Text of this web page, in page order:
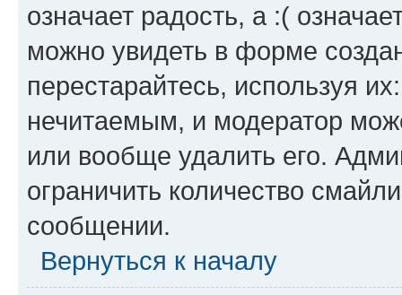
означает радость, а :(
можно увидеть в форме
перестарайтесь, используя
нечитаемым, и модератор
или вообще удалить его.
ограничить количество
сообщении.
Вернуться к началу